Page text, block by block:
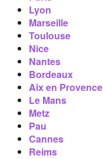
Lyon
Marseille
Toulouse
Nice
Nantes
Bordeaux
Aix en Provence
Le Mans
Metz
Pau
Cannes
Reims